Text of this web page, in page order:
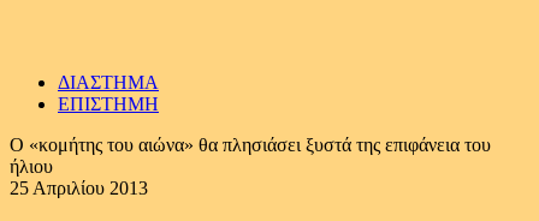
ΔΙΑΣΤΗΜΑ
ΕΠΙΣΤΗΜΗ
Ο «κομήτης του αιώνα» θα πλησιάσει ξυστά της επιφάνεια του
ήλιου
25 Απριλίου 2013